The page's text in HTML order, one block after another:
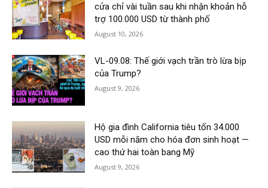
cửa chỉ vài tuần sau khi nhận khoản hỗ
trợ 100.000 USD từ thành phố
August 10, 2026
VL-09.08: Thế giới vạch trần trò lừa bịp
của Trump?
August 9, 2026
Hộ gia đình California tiêu tốn 34.000
USD mỗi năm cho hóa đơn sinh hoạt —
cao thứ hai toàn bang Mỹ
August 9, 2026